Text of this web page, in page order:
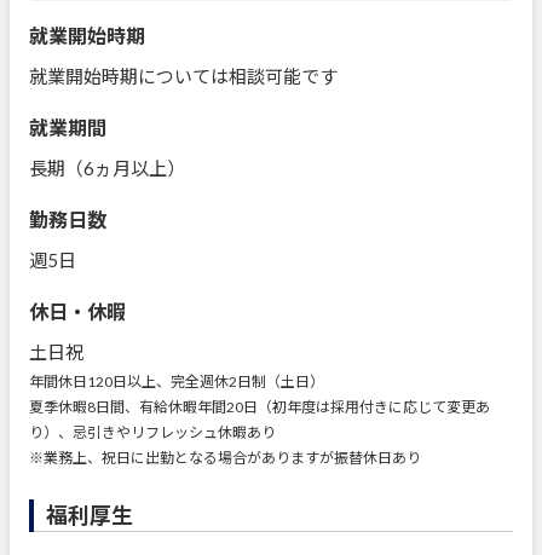
就業開始時期
就業開始時期については相談可能です
就業期間
長期（6ヵ月以上）
勤務日数
週5日
休日・休暇
土日祝
年間休日120日以上、完全週休2日制（土日）
夏季休暇8日間、有給休暇年間20日（初年度は採用付きに応じて変更あ
り）、忌引きやリフレッシュ休暇あり
※業務上、祝日に出勤となる場合がありますが振替休日あり
福利厚生